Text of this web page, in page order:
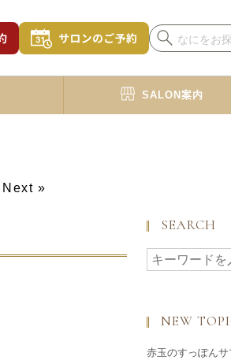
SALON案内
Next »
SEARCH
NEW
赤玉のすっぽんサ